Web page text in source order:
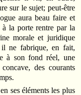
sur le sujet; peut-être
aura beau faire et
la porte rentre par la
morale et juridique
ne fabrique, en fait,
à son fond réel, une
des courants
ses éléments les plus